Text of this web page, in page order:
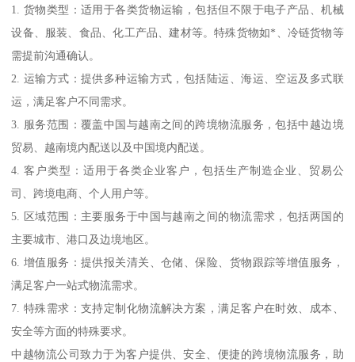
1. 货物类型：适用于各类货物运输，包括但不限于电子产品、机械
设备、服装、食品、化工产品、建材等。特殊货物如*、冷链货物等
需提前沟通确认。
2. 运输方式：提供多种运输方式，包括陆运、海运、空运及多式联
运，满足客户不同需求。
3. 服务范围：覆盖中国与越南之间的跨境物流服务，包括中越边境
贸易、越南境内配送以及中国境内配送。
4. 客户类型：适用于各类企业客户，包括生产制造企业、贸易公
司、跨境电商、个人用户等。
5. 区域范围：主要服务于中国与越南之间的物流需求，包括两国的
主要城市、港口及边境地区。
6. 增值服务：提供报关清关、仓储、保险、货物跟踪等增值服务，
满足客户一站式物流需求。
7. 特殊需求：支持定制化物流解决方案，满足客户在时效、成本、
安全等方面的特殊要求。
中越物流公司致力于为客户提供、安全、便捷的跨境物流服务，助